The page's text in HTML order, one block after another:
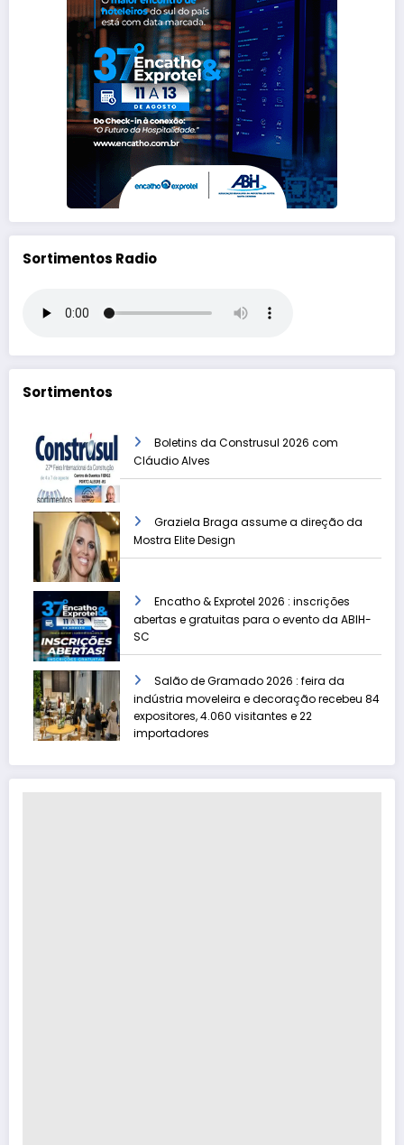
Sortimentos Radio
Sortimentos
Boletins da Construsul 2026 com
Cláudio Alves
Graziela Braga assume a direção da
Mostra Elite Design
Encatho & Exprotel 2026 : inscrições
abertas e gratuitas para o evento da ABIH-
SC
Salão de Gramado 2026 : feira da
indústria moveleira e decoração recebeu 84
expositores, 4.060 visitantes e 22
importadores